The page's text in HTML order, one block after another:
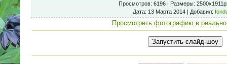
Просмотров: 6196 | Размеры:
Дата: 13 Марта 2014 | Добавил:
Просмотреть фотографию в